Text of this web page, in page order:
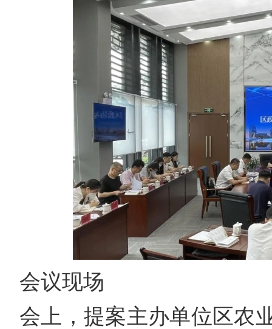
会议现场
会上，提案主办单位区农